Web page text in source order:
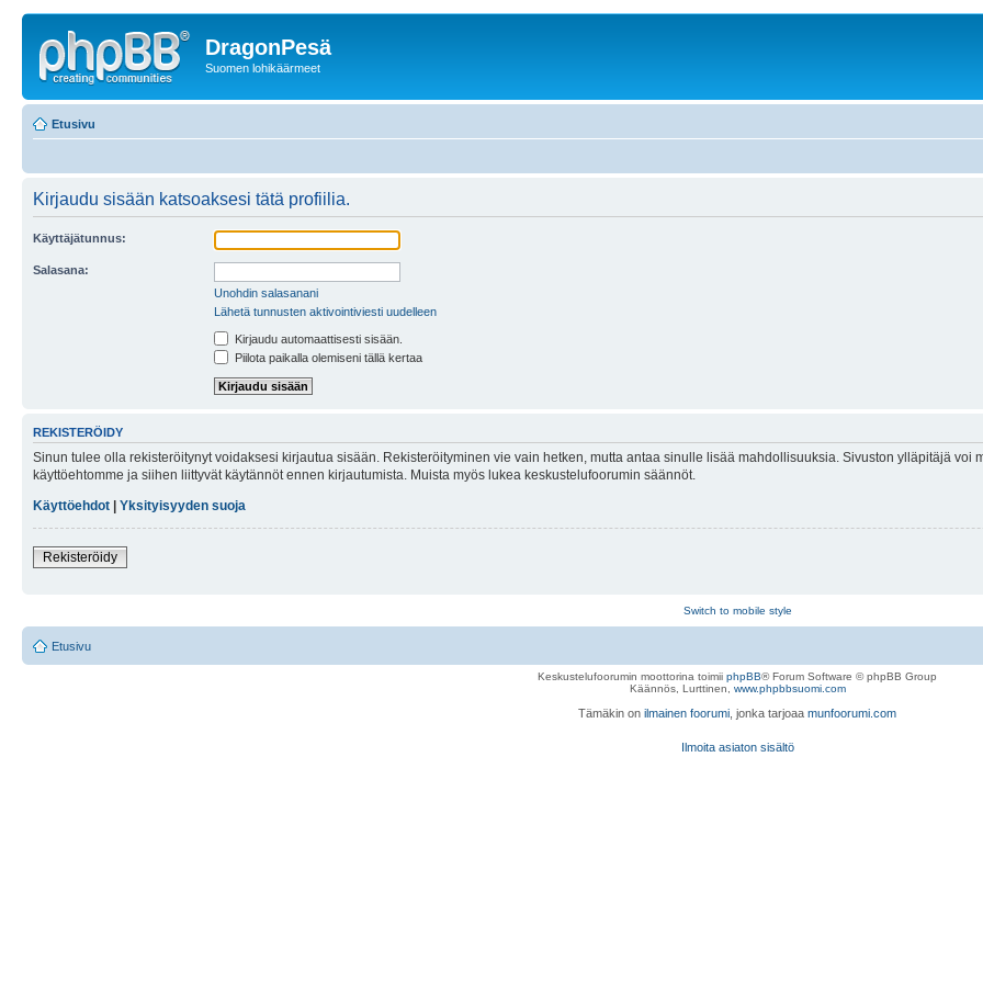
DragonPesä
Suomen lohikäärmeet
Etusivu
Kirjaudu sisään katsoaksesi tätä profiilia.
Käyttäjätunnus:
Salasana:
Unohdin salasanani
Lähetä tunnusten aktivointiviesti uudelleen
Kirjaudu automaattisesti sisään.
Piilota paikalla olemiseni tällä kertaa
REKISTERÖIDY
Sinun tulee olla rekisteröitynyt voidaksesi kirjautua sisään. Rekisteröityminen vie vain hetken, mutta antaa sinulle lisää mahdollisuuksia. Sivuston ylläpitäjä
käyttöehtomme ja siihen liittyvät käytännöt ennen kirjautumista. Muista myös lukea keskustelufoorumin säännöt.
Käyttöehdot
Yksityisyyden suoja
Rekisteröidy
Switch to mobile style
Etusivu
Keskustelufoorumin moottorina toimii phpBB® Forum Software © phpBB Group
Käännös, Lurttinen, www.phpbbsuomi.com
Tämäkin on ilmainen foorumi , jonka tarjoaa munfoorumi.com
Ilmoita asiaton sisältö